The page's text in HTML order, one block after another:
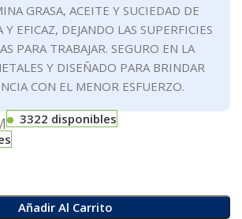
GRASA, ACEITE Y SUCIEDAD DE
EFICAZ, DEJANDO LAS SUPERFICIES
PARA TRABAJAR. SEGURO EN LA
Y DISEÑADO PARA BRINDAR
CON EL MENOR ESFUERZO.
3322 disponibles
Añadir Al Carrito